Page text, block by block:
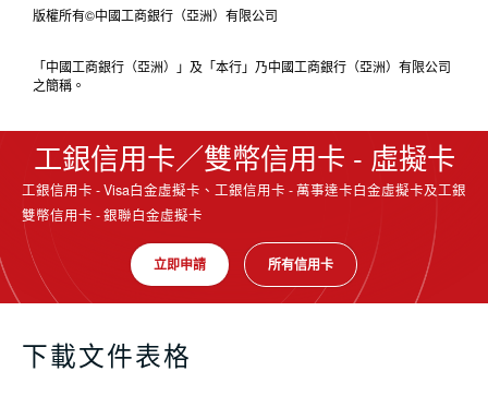
版權所有©中國工商銀行（亞洲）有限公司
「中國工商銀行（亞洲）」及「本行」乃中國工商銀行（亞洲）有限公司
之簡稱。
工銀信用卡／雙幣信用卡 - 虛擬卡
工銀信用卡 - Visa白金虛擬卡、工銀信用卡 - 萬事達卡白金虛擬卡及工銀
雙幣信用卡 - 銀聯白金虛擬卡
立即申請 所有信用卡
下載文件表格